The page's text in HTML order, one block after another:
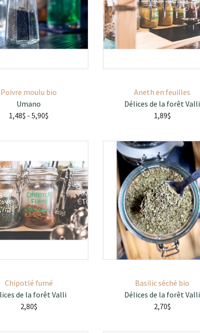
Poivre moulu bio
Umano
1,48$ - 5,90$
Aneth en feuilles
Délices de la forêt Valli
1,89$
Chipotlé fumé
de la forêt Valli
2,80$
Basilic séché bio
Délices de la forêt Valli
2,70$